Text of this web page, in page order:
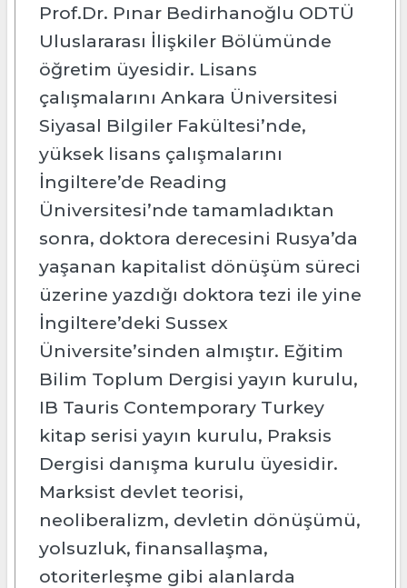
Prof.Dr. Pınar Bedirhanoğlu ODTÜ
Uluslararası İlişkiler Bölümünde
öğretim üyesidir. Lisans
çalışmalarını Ankara Üniversitesi
Siyasal Bilgiler Fakültesi’nde,
yüksek lisans çalışmalarını
İngiltere’de Reading
Üniversitesi’nde tamamladıktan
sonra, doktora derecesini Rusya’da
yaşanan kapitalist dönüşüm süreci
üzerine yazdığı doktora tezi ile yine
İngiltere’deki Sussex
Üniversite’sinden almıştır. Eğitim
Bilim Toplum Dergisi yayın kurulu,
IB Tauris Contemporary Turkey
kitap serisi yayın kurulu, Praksis
Dergisi danışma kurulu üyesidir.
Marksist devlet teorisi,
neoliberalizm, devletin dönüşümü,
yolsuzluk, finansallaşma,
otoriterleşme gibi alanlarda